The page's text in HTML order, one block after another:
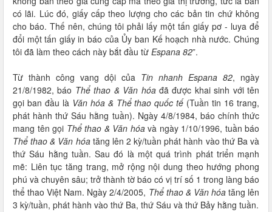
có lãi. Lúc đó, giấy cấp theo lượng cho các bản tin chứ không
cho báo. Thế nên, chúng tôi phải lấy một tấn giấy pơ - luya để
đổi một tấn giấy in báo của Ủy ban Kế hoạch nhà nước. Chúng
tôi đã làm theo cách này bắt đầu từ Espana 82”.
Từ thành công vang dội của Tin nhanh Espana 82, ngày
21/8/1982, báo Thể thao & Văn hóađã được khai sinh với tên
gọi ban đầu là Văn hóa & Thể thao quốc tế(Tuần tin 16 trang,
phát hành thứ Sáu hằng tuần). Ngày 4/8/1984, báo chính thức
mang tên gọi Thể thao & Văn hóavà ngày 1/10/1996, tuần báo
Thể thao & Văn hóatăng lên 2 kỳ/tuần phát hành vào thứ Ba và
thứ Sáu hằng tuần. Sau đó là một quá trình phát triển mạnh
mẽ: Liên tục tăng trang, mở rộng nội dung theo hướng phong
phú và chuyên sâu; trở thành tờ báo có vị trí số 1 trong làng báo
thể thao Việt Nam. Ngày 2/4/2005, Thể thao & Văn hóatăng lên
3 kỳ/tuần, phát hành vào thứ Ba, thứ Sáu và thứ Bảy hằng tuần.